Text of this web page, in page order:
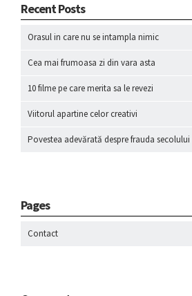
Recent Posts
Orasul in care nu se intampla nimic
Cea mai frumoasa zi din vara asta
10 filme pe care merita sa le revezi
Viitorul apartine celor creativi
Povestea adevărată despre frauda secolului
Pages
Contact